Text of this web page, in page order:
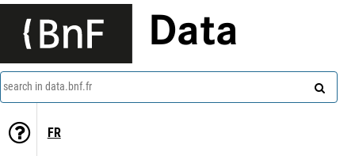
Data
search in data.bnf.fr
FR